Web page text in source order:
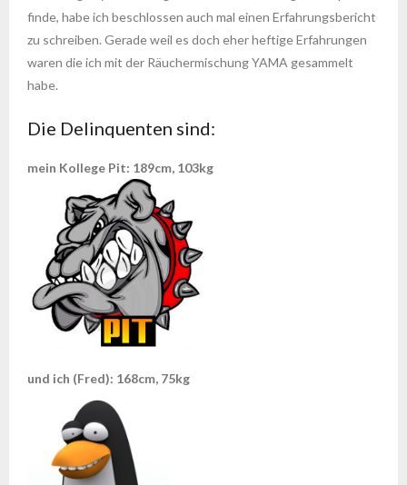
finde, habe ich beschlossen auch mal einen Erfahrungsbericht
zu schreiben. Gerade weil es doch eher heftige Erfahrungen
waren die ich mit der Räuchermischung YAMA gesammelt
habe.
Die Delinquenten sind:
mein Kollege Pit: 189cm, 103kg
und ich (Fred): 168cm, 75kg